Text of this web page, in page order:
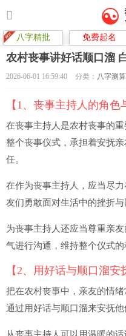
八字精批 免费起名
农村丧事讲好话顺口溜
2026-06-01 16:59:40 分类： 八字测算
【1、丧事主持人的角色
在丧事主持人是农村丧事的
整个丧事仪式，承担着安抚
任。
在作为丧事主持人，应当尽
友们勇敢面对生活中的挫折与
为丧事主持人还应当尊重亲
气进行沟通，维持整个仪式的
【2、用好话与顺口溜安
把在农村丧事中，亲友的情
通过用好话与顺口溜来安抚他